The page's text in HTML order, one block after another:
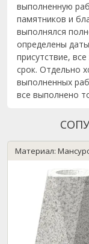
выполненную
памятников и
выполнялся
определены
присутствие,
срок. Отдельно
выполненных
все выполнено
Материал: